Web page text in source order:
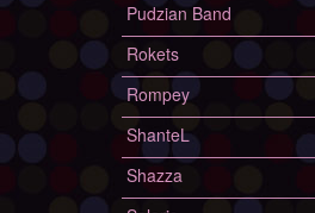
Pudzian Band
Rokets
Rompey
ShanteL
Shazza